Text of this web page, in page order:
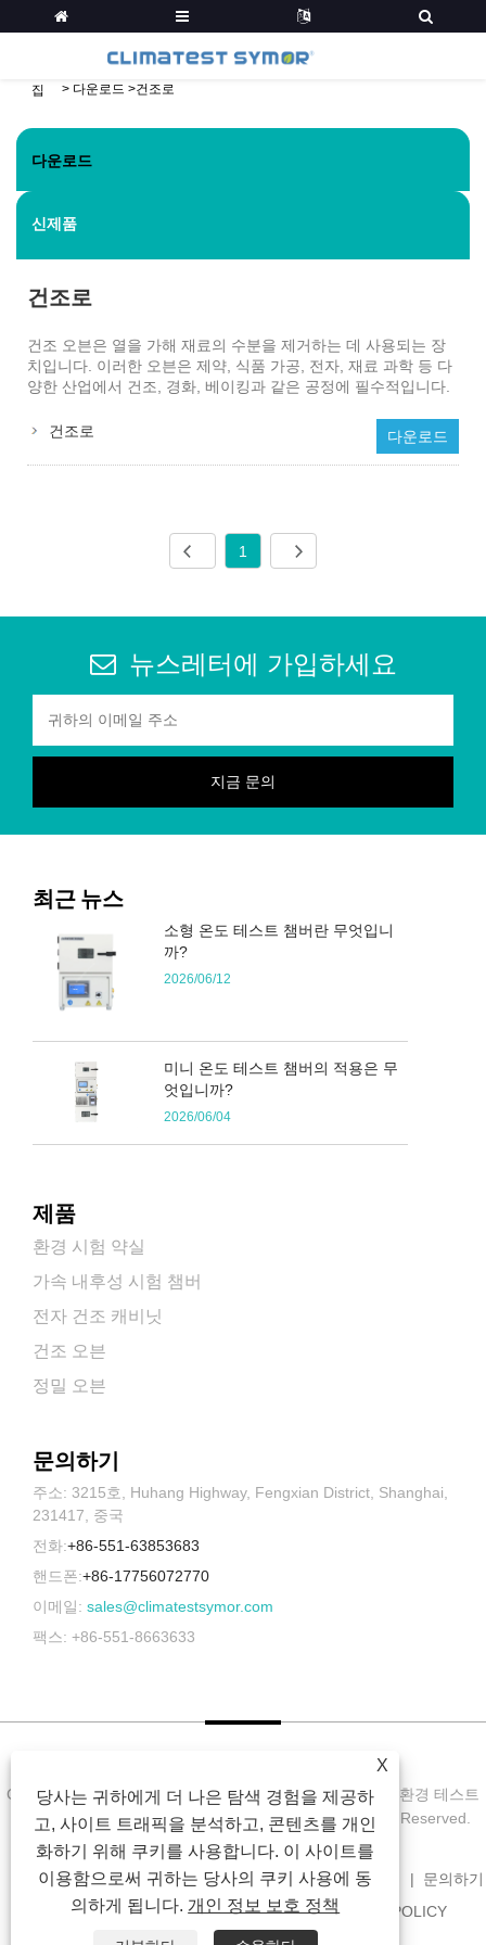
집 > 다운로드 >건조로
다운로드
신제품
건조로
건조 오븐은 열을 가해 재료의 수분을 제거하는 데 사용되는 장
치입니다. 이러한 오븐은 제약, 식품 가공, 전자, 재료 과학 등 다
양한 산업에서 건조, 경화, 베이킹과 같은 공정에 필수적입니다.
건조로 다운로드
1
X
당사는 귀하에게 더 나은 탐색 경험을 제공하
고, 사이트 트래픽을 분석하고, 콘텐츠를 개인
화하기 위해 쿠키를 사용합니다. 이 사이트를
이용함으로써 귀하는 당사의 쿠키 사용에 동
의하게 됩니다. 개인 정보 보호 정책
뉴스레터에 가입하세요
최근 뉴스
소형 온도 테스트 챔버란 무엇입니
까?
2026/06/12
미니 온도 테스트 챔버의 적용은 무
엇입니까?
2026/06/04
제품
환경 시험 약실
가속 내후성 시험 챔버
전자 건조 캐비닛
건조 오븐
정밀 오븐
문의하기
주소: 3215호, Huhang Highway, Fengxian District, Shanghai,
231417, 중국
전화:+86-551-63853683
핸드폰:+86-17756072770
이메일: sales@climatestsymor.com
팩스: +86-551-8663633
Copyright © 2022 Symor Instrument Equipment Co., Ltd. 환경 테스트
챔버, 전자 건조 캐비닛, 가속 내후 테스트 챔버 All Rights Reserved.
회사 소개 제품 소식 다운로드 문의 보내기
문의하기
연결
SITEMAP RSS XML PRIVACY POLICY